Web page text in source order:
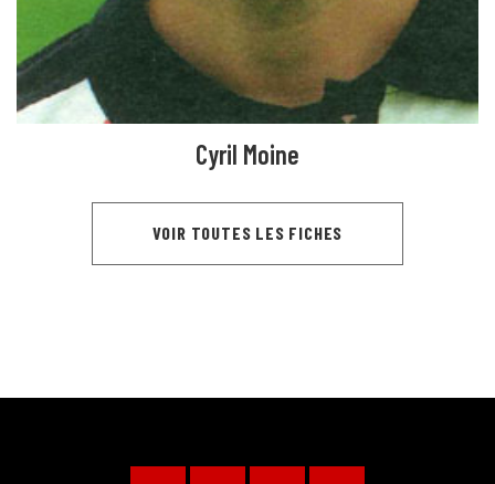
Cyril Moine
VOIR TOUTES LES FICHES